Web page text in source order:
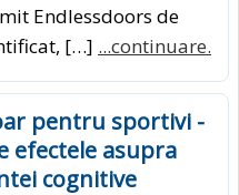
Endlessdoors de
[…] ...continuare.
pentru sportivi -
efectele asupra
cognitive